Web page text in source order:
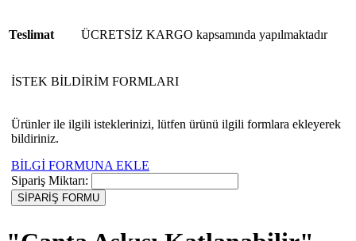
Teslimat ÜCRETSİZ KARGO kapsamında yapılmaktadır
İSTEK BİLDİRİM FORMLARI
Ürünler ile ilgili isteklerinizi, lütfen ürünü ilgili formlara ekleyerek
bildiriniz.
BİLGİ FORMUNA EKLE
Sipariş Miktarı: